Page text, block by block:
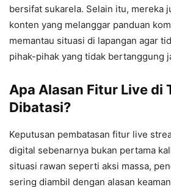
bersifat sukarela. Selain itu, mereka
konten yang melanggar panduan
memantau situasi di lapangan agar
pihak-pihak yang tidak bertanggung
Apa Alasan Fitur Live di
Dibatasi?
Keputusan pembatasan fitur live
digital sebenarnya bukan pertama
situasi rawan seperti aksi massa,
sering diambil dengan alasan